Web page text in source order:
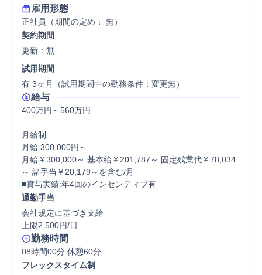
雇用形態
正社員（期間の定め： 無）
契約期間
更新：無
試用期間
有 3ヶ月（試用期間中の勤務条件：変更無）
給与
400万円～560万円
月給制
月給 300,000円～
月給￥300,000～ 基本給￥201,787～ 固定残業代￥78,034
～ 諸手当￥20,179～を含む/月
■賞与実績:年4回のインセンティブ有
通勤手当
会社規定に基づき支給
上限2,500円/日
勤務時間
08時間00分 休憩60分
フレックスタイム制